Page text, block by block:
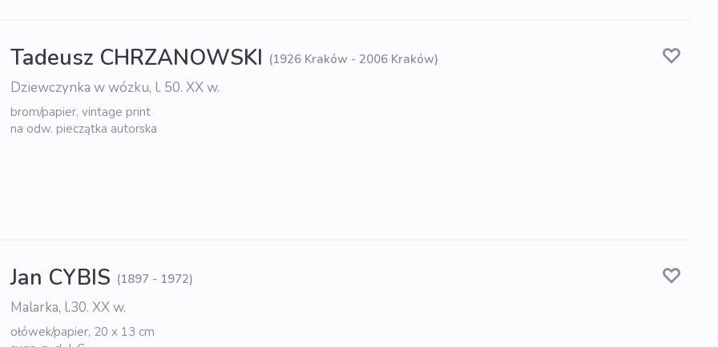
Tadeusz CHRZANOWSKI (1926 Kraków - 2006 Kraków)
Dziewczynka w wózku, l. 50. XX w.
brom/papier, vintage print
na odw. pieczątka autorska
Jan CYBIS (1897 - 1972)
Malarka, l.30. XX w.
ołówek/papier, 20 x 13 cm